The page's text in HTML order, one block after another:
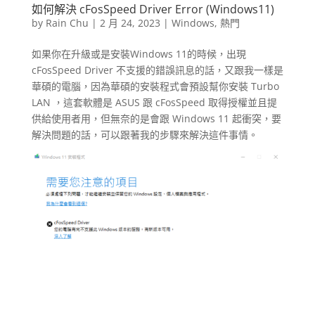
如何解決 cFosSpeed Driver Error (Windows11)
by Rain Chu | 2 月 24, 2023 | Windows, 熱門
如果你在升級或是安裝Windows 11的時候，出現
cFosSpeed Driver 不支援的錯誤訊息的話，又跟我一樣是
華碩的電腦，因為華碩的安裝程式會預設幫你安裝 Turbo
LAN ，這套軟體是 ASUS 跟 cFosSpeed 取得授權並且提
供給使用者用，但無奈的是會跟 Windows 11 起衝突，要
解決問題的話，可以跟著我的步驟來解決這件事情。